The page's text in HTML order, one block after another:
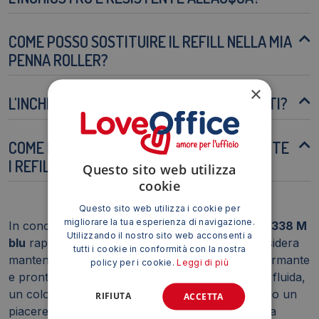
COME POSSO SOSTITUIRE IL REFILL NELLA MIA
PENNA ROLLER?
L'INCHIOSTRO PUÒ MACCHIARE I DOCUMENTI?
COME POSSO CONSERVARE CORRETTAMENTE
I REFILL INUTILIZZATI?
In conclusione, ilRefill per penne roller Pelikan 338 M
blu rappresenta una soluzione ideale per chi desidera
mantenere la propria penna roller sempre performante
e pronta all'uso. Offre un'esperienza di scrittura fluida,
un colore intenso e una lunga durata, garantendo un
piacere di scrittura superiore. Questo articolo è la
×
Questo sito web utilizza
cookie
Questo sito web utilizza i cookie per
migliorare la tua esperienza di navigazione.
Utilizzando il nostro sito web acconsenti a
tutti i cookie in conformità con la nostra
policy per i cookie.Leggi di più
ACCETTA
RIFIUTA